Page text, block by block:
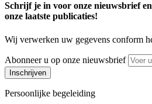
Schrijf je in voor onze nieuwsbrief
onze laatste publicaties!
Wij verwerken uw gegevens conform
Abonneer u op onze nieuwsbrief
Inschrijven
Persoonlijke begeleiding